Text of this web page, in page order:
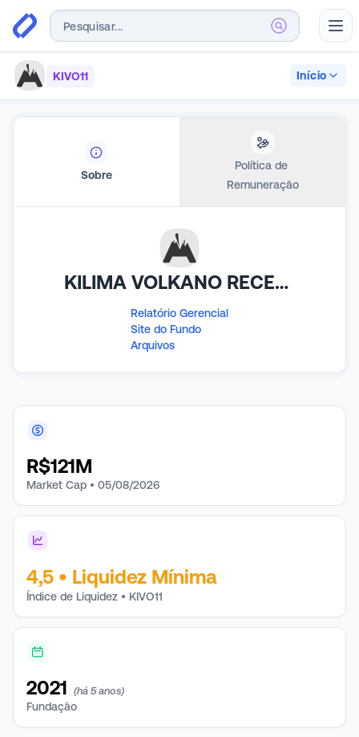
KIVO11 Início
Sobre
Política de
Remuneração
KILIMA VOLKANO RECEBÍVEIS IMOB FDO DE INV IMOB
Relatório Gerencial
Site do Fundo
Arquivos
R$121M
Market Cap • 05/08/2026
4,5 • Liquidez Mínima
Índice de Liquidez • KIVO11
2021 (há 5 anos)
Fundação